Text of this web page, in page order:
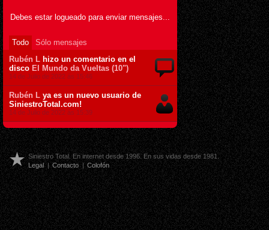
Debes estar logueado para enviar mensajes...
Todo
Sólo mensajes
Rubén L hizo un comentario en el
disco El Mundo da Vueltas (10")
14 de Julio de 2022 ás 15:46
Rubén L ya es un nuevo usuario de
SiniestroTotal.com!
14 de Julio de 2022 ás 15:39
Siniestro Total. En internet desde 1996. En sus vidas desde 1981.
Legal | Contacto | Colofón